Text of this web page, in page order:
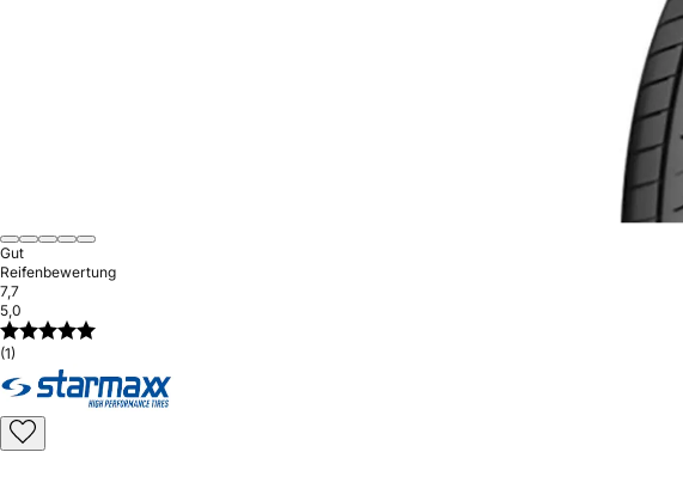
Gut
Reifenbewertung
7,7
5,0
(1)